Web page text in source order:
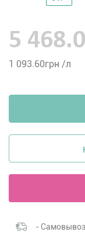
5
1 093.60грн /л
-